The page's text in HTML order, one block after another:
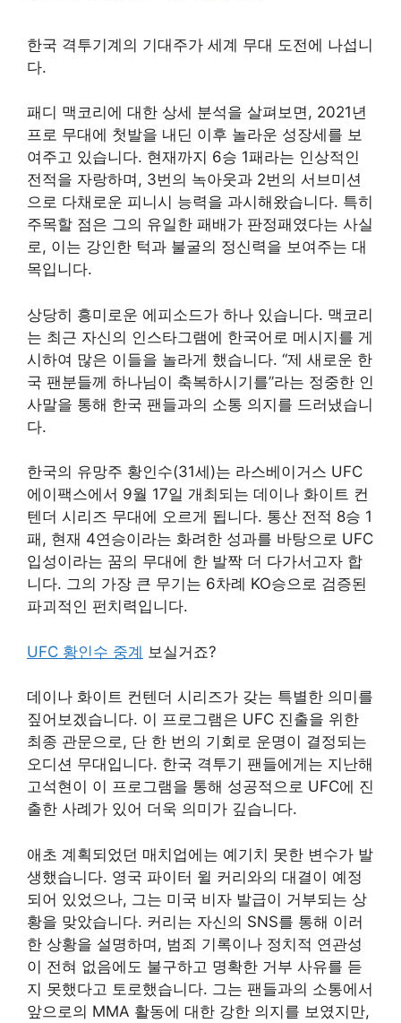
한국 격투기계의 기대주가 세계 무대 도전에 나섭니
다.
패디 맥코리에 대한 상세 분석을 살펴보면, 2021년
프로 무대에 첫발을 내딘 이후 놀라운 성장세를 보
여주고 있습니다. 현재까지 6승 1패라는 인상적인
전적을 자랑하며, 3번의 녹아웃과 2번의 서브미션
으로 다채로운 피니시 능력을 과시해왔습니다. 특히
주목할 점은 그의 유일한 패배가 판정패였다는 사실
로, 이는 강인한 턱과 불굴의 정신력을 보여주는 대
목입니다.
상당히 흥미로운 에피소드가 하나 있습니다. 맥코리
는 최근 자신의 인스타그램에 한국어로 메시지를 게
시하여 많은 이들을 놀라게 했습니다. “제 새로운 한
국 팬분들께 하나님이 축복하시기를”라는 정중한 인
사말을 통해 한국 팬들과의 소통 의지를 드러냈습니
다.
한국의 유망주 황인수(31세)는 라스베이거스 UFC
에이팩스에서 9월 17일 개최되는 데이나 화이트 컨
텐더 시리즈 무대에 오르게 됩니다. 통산 전적 8승 1
패, 현재 4연승이라는 화려한 성과를 바탕으로 UFC
입성이라는 꿈의 무대에 한 발짝 더 다가서고자 합
니다. 그의 가장 큰 무기는 6차례 KO승으로 검증된
파괴적인 펀치력입니다.
UFC 황인수 중계 보실거죠?
데이나 화이트 컨텐더 시리즈가 갖는 특별한 의미를
짚어보겠습니다. 이 프로그램은 UFC 진출을 위한
최종 관문으로, 단 한 번의 기회로 운명이 결정되는
오디션 무대입니다. 한국 격투기 팬들에게는 지난해
고석현이 이 프로그램을 통해 성공적으로 UFC에 진
출한 사례가 있어 더욱 의미가 깊습니다.
애초 계획되었던 매치업에는 예기치 못한 변수가 발
생했습니다. 영국 파이터 윌 커리와의 대결이 예정
되어 있었으나, 그는 미국 비자 발급이 거부되는 상
황을 맞았습니다. 커리는 자신의 SNS를 통해 이러
한 상황을 설명하며, 범죄 기록이나 정치적 연관성
이 전혀 없음에도 불구하고 명확한 거부 사유를 듣
지 못했다고 토로했습니다. 그는 팬들과의 소통에서
앞으로의 MMA 활동에 대한 강한 의지를 보였지만,